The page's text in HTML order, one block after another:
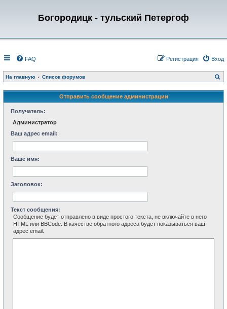
Богородицк - тульский Петергоф
FAQ Вход
Регистрация
На главную Список форумов
о
с
Отправить сообщение администрации
Получатель:
Администратор
Ваш адрес email:
Ваше имя:
Заголовок:
Текст сообщения:
Сообщение будет отправлено в виде простого текста, не включайте в него
HTML или BBCode. В качестве обратного адреса будет показываться ваш
адрес email.